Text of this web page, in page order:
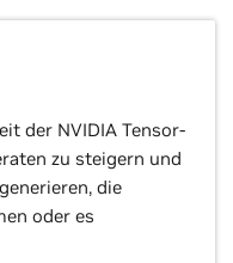
der NVIDIA Tensor-
zu steigern und
die
oder es